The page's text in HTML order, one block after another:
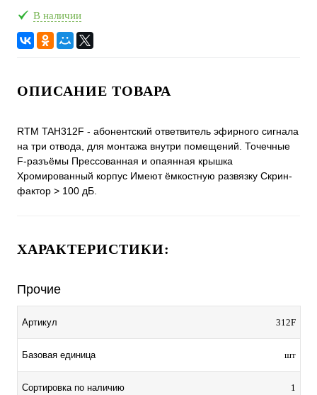
В наличии
ОПИСАНИЕ ТОВАРА
RTM TAH312F - абонентский ответвитель эфирного сигнала
на три отвода, для монтажа внутри помещений. Точечные
F-разъёмы Прессованная и опаянная крышка
Хромированный корпус Имеют ёмкостную развязку Скрин-
фактор > 100 дБ.
ХАРАКТЕРИСТИКИ:
Прочие
Артикул 312F
Базовая единица шт
Сортировка по наличию 1